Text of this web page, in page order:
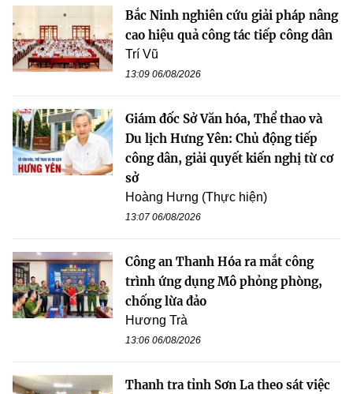
Bắc Ninh nghiên cứu giải pháp nâng
cao hiệu quả công tác tiếp công dân
Trí Vũ
13:09 06/08/2026
Giám đốc Sở Văn hóa, Thể thao và
Du lịch Hưng Yên: Chủ động tiếp
công dân, giải quyết kiến nghị từ cơ
sở
Hoàng Hưng (Thực hiện)
13:07 06/08/2026
Công an Thanh Hóa ra mắt công
trình ứng dụng Mô phỏng phòng,
chống lừa đảo
Hương Trà
13:06 06/08/2026
Thanh tra tỉnh Sơn La theo sát việc